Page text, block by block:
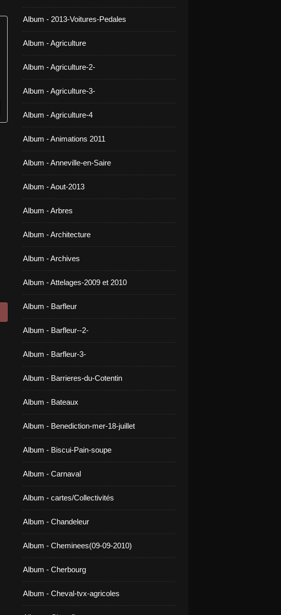
Album - 2013-Voitures-Pedales
Album - Agriculture
Album - Agriculture-2-
Album - Agriculture-3-
Album - Agriculture-4
Album - Animations 2011
Album - Anneville-en-Saire
Album - Aout-2013
Album - Arbres
Album - Architecture
Album - Archives
Album - Attelages-2009 et 2010
Album - Barfleur
Album - Barfleur--2-
Album - Barfleur-3-
Album - Barrieres-du-Cotentin
Album - Bateaux
Album - Benediction-mer-18-juillet
Album - Biscui-Pain-soupe
Album - Carnaval
Album - cartes/Collectivités
Album - Chandeleur
Album - Cheminees(09-09-2010)
Album - Cherbourg
Album - Cheval-tvx-agricoles